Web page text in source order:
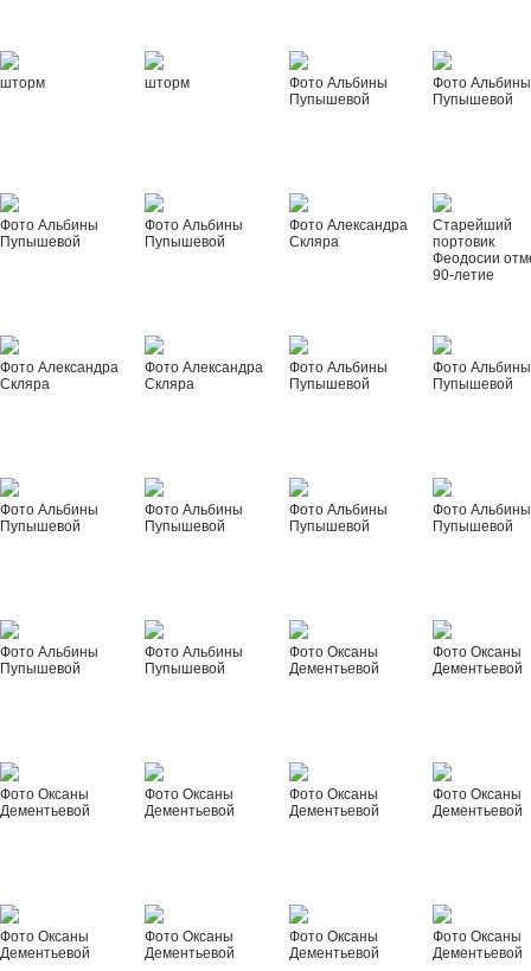
шторм шторм
Фото Альбины
Пупышевой
Фото Альбины
Пупышевой
Фото Альбины
Пупышевой
Фото Альбины
Пупышевой
Фото Александра
Скляра
Старейший
портовик
Феодосии
90-летие
Фото Александра
Скляра
Фото Александра
Скляра
Фото Альбины
Пупышевой
Фото Альбины
Пупышевой
Фото Альбины
Пупышевой
Фото Альбины
Пупышевой
Фото Альбины
Пупышевой
Фото Альбины
Пупышевой
Фото Альбины
Пупышевой
Фото Альбины
Пупышевой
Фото Оксаны
Дементьевой
Фото Оксаны
Дементьевой
Фото Оксаны
Дементьевой
Фото Оксаны
Дементьевой
Фото Оксаны
Дементьевой
Фото Оксаны
Дементьевой
Фото Оксаны
Дементьевой
Фото Оксаны
Дементьевой
Фото Оксаны
Дементьевой
Фото Оксаны
Дементьевой